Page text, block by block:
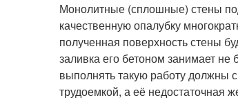
Монолитные (сплошные) стены
качественную опалубку
полученная поверхность стены
заливка его бетоном занимает
выполнять такую работу должны
трудоемкой, а её недостаточная